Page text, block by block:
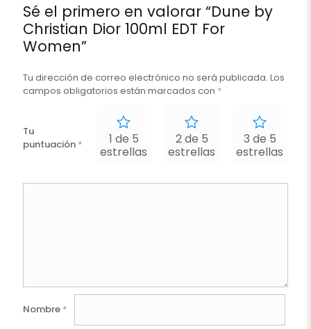
Sé el primero en valorar “Dune by
Christian Dior 100ml EDT For
Women”
Tu dirección de correo electrónico no será publicada. Los
campos obligatorios están marcados con *
Tu
puntuación *
1 de 5
estrellas
2 de 5
estrellas
3 de 5
estrellas
Nombre *